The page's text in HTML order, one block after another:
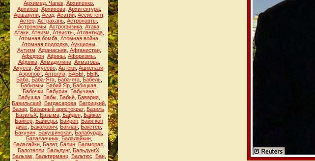
Архимед. Чапек Архипенко
Архипов, Архипова, Архитектура,
Аршакуни, Асад, Асатий, Ассистент,
Астер Астрахань Астронавты
Астрономы, Астрофизика, Атака,
Атаки, Атеизм Атеисты, Атлантида,
Атомная бомба, Атомная война,
Атомная подлодка, Аукционы,
Аутизм Афанасьев, Афганистан,
Афедрон Афины Афоризмы
Африка, Ахмадулина, Ахматова,
Ахуеев Ахуеево Ацтеки Ашкенази
Аэропорт, Аятолла БАБЫ БЫК
Баба, Баба-Яга, Баба-яга, Бабель,
Бабизмы, Бабий Яр, Бабицкая,
Бабочки, Бабурин, Бабучина,
Бабушка, Бабы, Бабьё, Бавария,
Бавильский Багдасарова Багрицкий
Базар Базарный аристократ, Базиль
БазильХ, Базыма, Байден, Байкал,
Байкер Байкеры Байрон Байя кон
диас
Бакалович Баклан Бакстер
Бакунин Бакушинская Балабурда
Балалаечник, Балалайкин,
Балалайкн Балет, Балин Балморал
Балотелли, Бальдунг, БальдунгХ,
Бальзак, Бальтерманц, Бальтюс Бан,